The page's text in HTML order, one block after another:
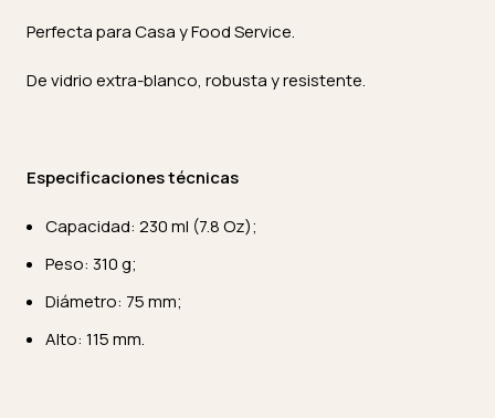
Perfecta para Casa y Food Service.
De vidrio extra-blanco, robusta y resistente.
Especificaciones técnicas
Capacidad: 230 ml (7.8 Oz);
Peso: 310 g;
Diámetro: 75 mm;
Alto: 115 mm.